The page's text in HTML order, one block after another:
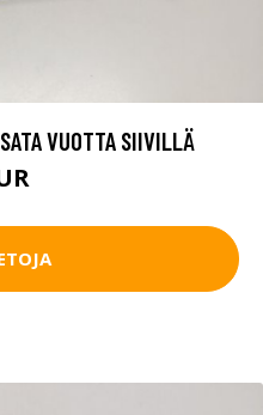
VUOTTA SIIVILLÄ